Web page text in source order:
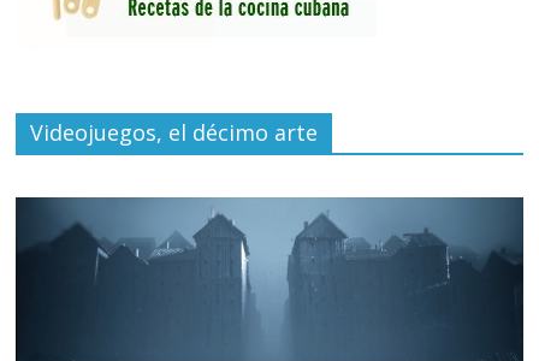
Videojuegos, el décimo arte